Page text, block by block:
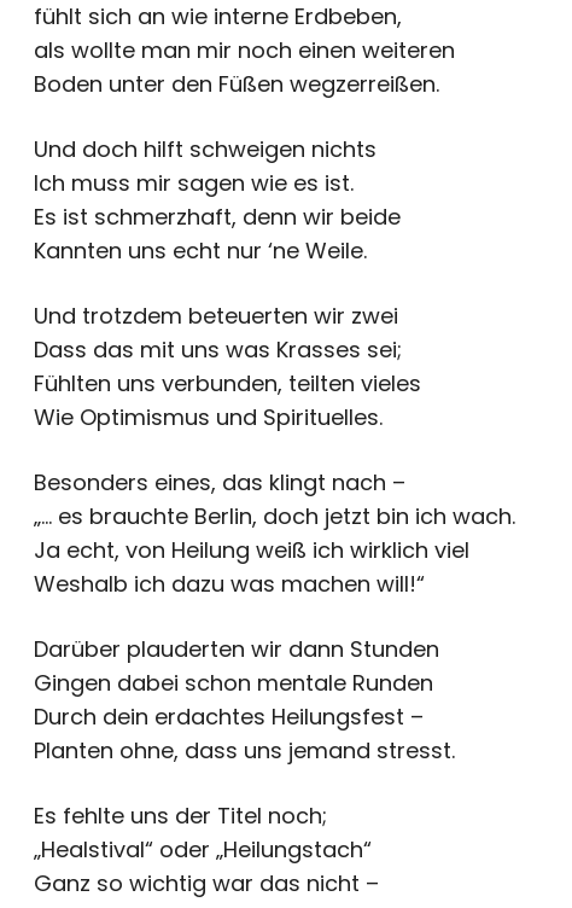
fühlt sich an wie interne Erdbeben,
als wollte man mir noch einen weiteren
Boden unter den Füßen wegzerreißen.
Und doch hilft schweigen nichts
Ich muss mir sagen wie es ist.
Es ist schmerzhaft, denn wir beide
Kannten uns echt nur ‘ne Weile.
Und trotzdem beteuerten wir zwei
Dass das mit uns was Krasses sei;
Fühlten uns verbunden, teilten vieles
Wie Optimismus und Spirituelles.
Besonders eines, das klingt nach –
„… es brauchte Berlin, doch jetzt bin ich wach.
Ja echt, von Heilung weiß ich wirklich viel
Weshalb ich dazu was machen will!“
Darüber plauderten wir dann Stunden
Gingen dabei schon mentale Runden
Durch dein erdachtes Heilungsfest –
Planten ohne, dass uns jemand stresst.
Es fehlte uns der Titel noch;
„Healstival“ oder „Heilungstach“
Ganz so wichtig war das nicht –